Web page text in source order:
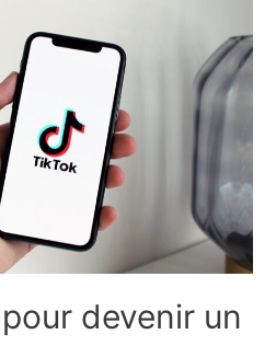
devenir un